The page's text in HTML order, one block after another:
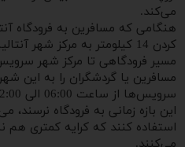
می‌کند.
هنگامی که مسافرین به فرودگاه
کردن 14 کیلومتر به مرکز شهر
مسیر فرودگاهی تا مرکز شهر
مسافرین یا گردشگران را به این
این بازه زمانی به فرودگاه نرسند،
استفاده کنند که کرایه کمتری